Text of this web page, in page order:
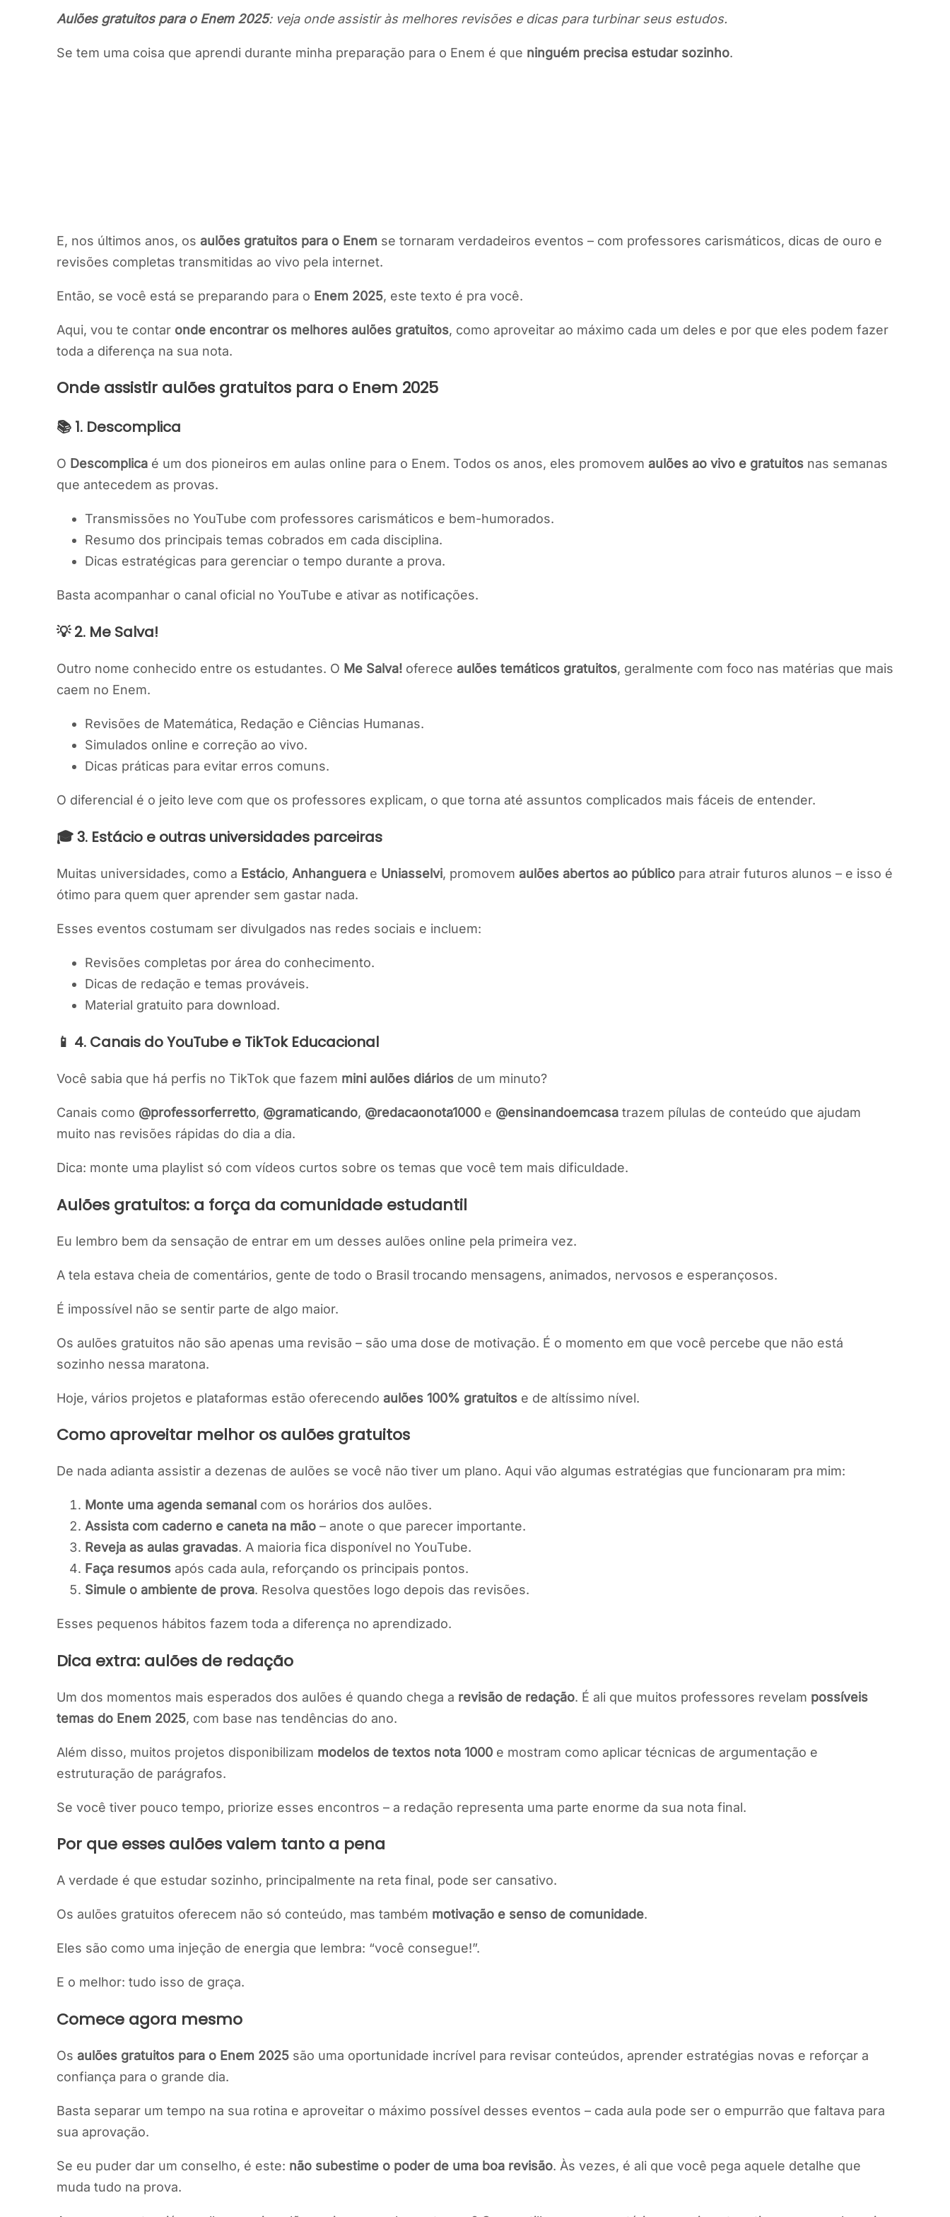
Aulões gratuitos para o Enem 2025: veja onde assistir às melhores revisões e dicas para turbinar seus estudos.
Se tem uma coisa que aprendi durante minha preparação para o Enem é que ninguém precisa estudar sozinho.
E, nos últimos anos, os aulões gratuitos para o Enem se tornaram verdadeiros eventos – com professores carismáticos, dicas de ouro e
revisões completas transmitidas ao vivo pela internet.
Então, se você está se preparando para o Enem 2025, este texto é pra você.
Aqui, vou te contar onde encontrar os melhores aulões gratuitos, como aproveitar ao máximo cada um deles e por que eles podem fazer
toda a diferença na sua nota.
Onde assistir aulões gratuitos para o Enem 2025
📚 1. Descomplica
O Descomplica é um dos pioneiros em aulas online para o Enem. Todos os anos, eles promovem aulões ao vivo e gratuitos nas semanas
que antecedem as provas.
Transmissões no YouTube com professores carismáticos e bem-humorados.
Resumo dos principais temas cobrados em cada disciplina.
Dicas estratégicas para gerenciar o tempo durante a prova.
Basta acompanhar o canal oficial no YouTube e ativar as notificações.
💡 2. Me Salva!
Outro nome conhecido entre os estudantes. O Me Salva! oferece aulões temáticos gratuitos, geralmente com foco nas matérias que mais
caem no Enem.
Revisões de Matemática, Redação e Ciências Humanas.
Simulados online e correção ao vivo.
Dicas práticas para evitar erros comuns.
O diferencial é o jeito leve com que os professores explicam, o que torna até assuntos complicados mais fáceis de entender.
🎓 3. Estácio e outras universidades parceiras
Muitas universidades, como a Estácio, Anhanguera e Uniasselvi, promovem aulões abertos ao público para atrair futuros alunos – e isso é
ótimo para quem quer aprender sem gastar nada.
Esses eventos costumam ser divulgados nas redes sociais e incluem:
Revisões completas por área do conhecimento.
Dicas de redação e temas prováveis.
Material gratuito para download.
📱 4. Canais do YouTube e TikTok Educacional
Você sabia que há perfis no TikTok que fazem mini aulões diários de um minuto?
Canais como @professorferretto, @gramaticando, @redacaonota1000 e @ensinandoemcasa trazem pílulas de conteúdo que ajudam
muito nas revisões rápidas do dia a dia.
Dica: monte uma playlist só com vídeos curtos sobre os temas que você tem mais dificuldade.
Aulões gratuitos: a força da comunidade estudantil
Eu lembro bem da sensação de entrar em um desses aulões online pela primeira vez.
A tela estava cheia de comentários, gente de todo o Brasil trocando mensagens, animados, nervosos e esperançosos.
É impossível não se sentir parte de algo maior.
Os aulões gratuitos não são apenas uma revisão – são uma dose de motivação. É o momento em que você percebe que não está
sozinho nessa maratona.
Hoje, vários projetos e plataformas estão oferecendo aulões 100% gratuitos e de altíssimo nível.
Como aproveitar melhor os aulões gratuitos
De nada adianta assistir a dezenas de aulões se você não tiver um plano. Aqui vão algumas estratégias que funcionaram pra mim:
Monte uma agenda semanal com os horários dos aulões.
Assista com caderno e caneta na mão – anote o que parecer importante.
Reveja as aulas gravadas. A maioria fica disponível no YouTube.
Faça resumos após cada aula, reforçando os principais pontos.
Simule o ambiente de prova. Resolva questões logo depois das revisões.
Esses pequenos hábitos fazem toda a diferença no aprendizado.
Dica extra: aulões de redação
Um dos momentos mais esperados dos aulões é quando chega a revisão de redação. É ali que muitos professores revelam possíveis
temas do Enem 2025, com base nas tendências do ano.
Além disso, muitos projetos disponibilizam modelos de textos nota 1000 e mostram como aplicar técnicas de argumentação e
estruturação de parágrafos.
Se você tiver pouco tempo, priorize esses encontros – a redação representa uma parte enorme da sua nota final.
Por que esses aulões valem tanto a pena
A verdade é que estudar sozinho, principalmente na reta final, pode ser cansativo.
Os aulões gratuitos oferecem não só conteúdo, mas também motivação e senso de comunidade.
Eles são como uma injeção de energia que lembra: “você consegue!”.
E o melhor: tudo isso de graça.
Comece agora mesmo
Os aulões gratuitos para o Enem 2025 são uma oportunidade incrível para revisar conteúdos, aprender estratégias novas e reforçar a
confiança para o grande dia.
Basta separar um tempo na sua rotina e aproveitar o máximo possível desses eventos – cada aula pode ser o empurrão que faltava para
sua aprovação.
Se eu puder dar um conselho, é este: não subestime o poder de uma boa revisão. Às vezes, é ali que você pega aquele detalhe que
muda tudo na prova.